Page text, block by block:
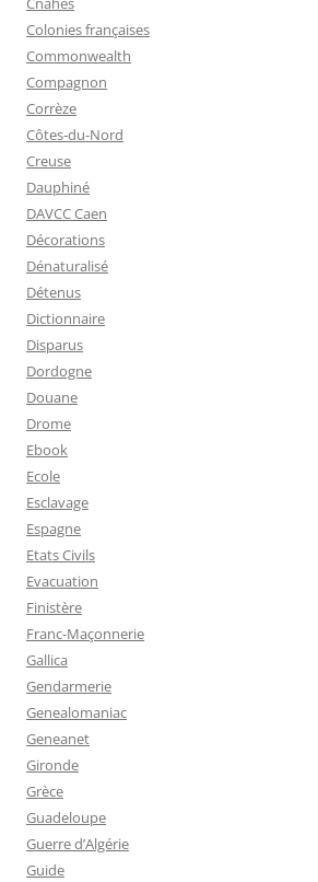
Colonies françaises
Commonwealth
Compagnon
Corrèze
Côtes-du-Nord
Creuse
Dauphiné
DAVCC Caen
Décorations
Dénaturalisé
Détenus
Dictionnaire
Disparus
Dordogne
Douane
Drome
Ebook
Ecole
Esclavage
Espagne
Etats Civils
Evacuation
Finistère
Franc-Maçonnerie
Gallica
Gendarmerie
Genealomaniac
Geneanet
Gironde
Grèce
Guadeloupe
Guerre d’Algérie
Guide